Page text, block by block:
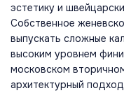
эстетику и
Собственное
выпускать сложные
высоким уровнем
московском
архитектурный